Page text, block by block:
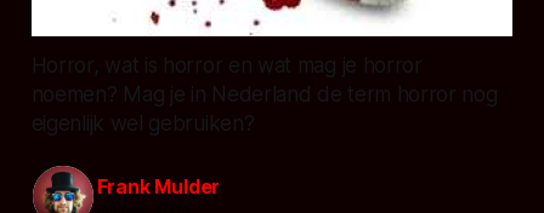
Horror, wat is horror en wat mag je horror
noemen? Mag je in Nederland de term horror nog
eigenlijk wel gebruiken?
Frank Mulder